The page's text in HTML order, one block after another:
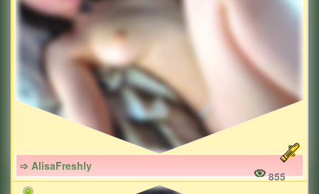
➩ AlisaFreshly
855